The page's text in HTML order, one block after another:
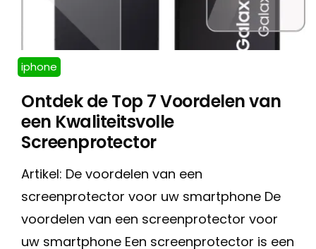
iphone
Ontdek de Top 7 Voordelen van
een Kwaliteitsvolle
Screenprotector
Artikel: De voordelen van een
screenprotector voor uw smartphone De
voordelen van een screenprotector voor
uw smartphone Een screenprotector is een